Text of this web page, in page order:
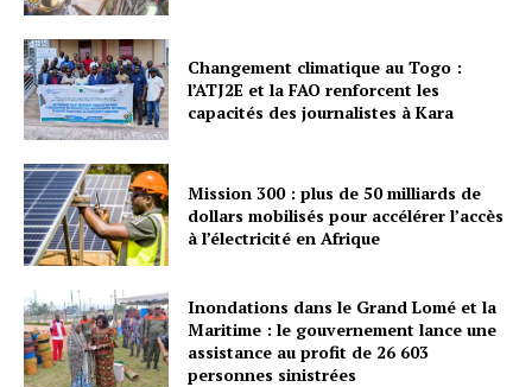
Changement climatique au Togo :
l’ATJ2E et la FAO renforcent les
capacités des journalistes à Kara
Mission 300 : plus de 50 milliards de
dollars mobilisés pour accélérer l’accès
à l’électricité en Afrique
Inondations dans le Grand Lomé et la
Maritime : le gouvernement lance une
assistance au profit de 26 603
personnes sinistrées